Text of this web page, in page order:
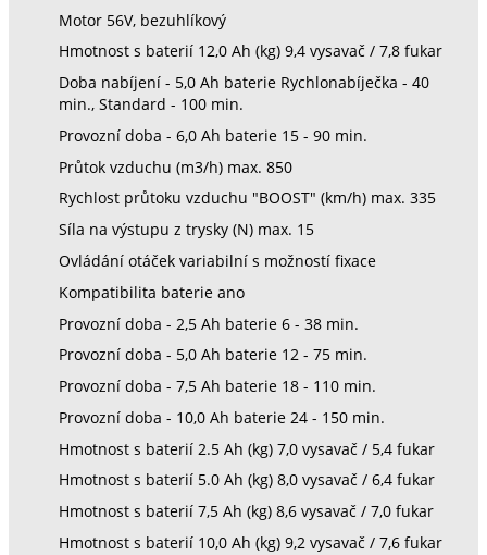
Motor 56V, bezuhlíkový
Hmotnost s baterií 12,0 Ah (kg) 9,4 vysavač / 7,8 fukar
Doba nabíjení - 5,0 Ah baterie Rychlonabíječka - 40
min., Standard - 100 min.
Provozní doba - 6,0 Ah baterie 15 - 90 min.
Průtok vzduchu (m3/h) max. 850
Rychlost průtoku vzduchu "BOOST" (km/h) max. 335
Síla na výstupu z trysky (N) max. 15
Ovládání otáček variabilní s možností fixace
Kompatibilita baterie ano
Provozní doba - 2,5 Ah baterie 6 - 38 min.
Provozní doba - 5,0 Ah baterie 12 - 75 min.
Provozní doba - 7,5 Ah baterie 18 - 110 min.
Provozní doba - 10,0 Ah baterie 24 - 150 min.
Hmotnost s baterií 2.5 Ah (kg) 7,0 vysavač / 5,4 fukar
Hmotnost s baterií 5.0 Ah (kg) 8,0 vysavač / 6,4 fukar
Hmotnost s baterií 7,5 Ah (kg) 8,6 vysavač / 7,0 fukar
Hmotnost s baterií 10,0 Ah (kg) 9,2 vysavač / 7,6 fukar